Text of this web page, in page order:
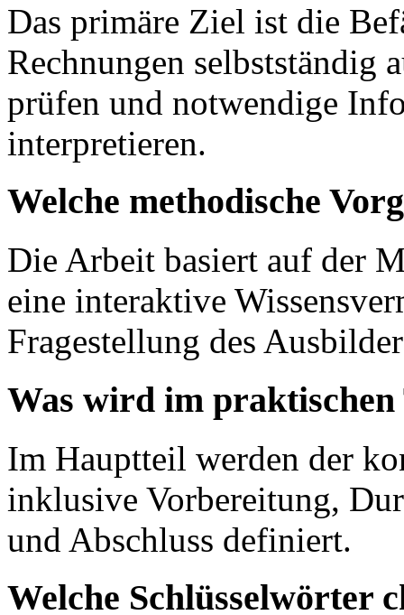
Das primäre Ziel ist die
Rechnungen selbstständig
prüfen und notwendige
interpretieren.
Welche methodische
Die Arbeit basiert auf der
eine interaktive
Fragestellung des
Was wird im praktischen
Im Hauptteil werden der
inklusive Vorbereitung,
und Abschluss definiert.
Welche Schlüsselwörter